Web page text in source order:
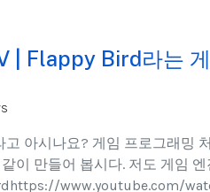
| Flappy Bird라는
아시나요? 게임 프로그래밍
이 만들어 봅시다. 저도 게임
www.youtube.com/